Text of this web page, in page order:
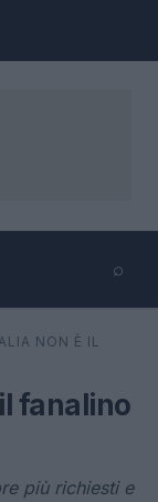
⌕
⌕
NON È IL
fanalino
più richiesti e